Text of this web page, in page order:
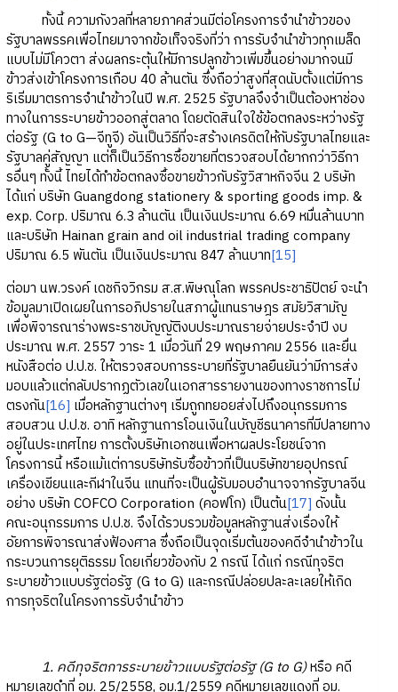
ทั้งนี้ ความกังวลที่หลายภาคส่วนมีต่อโครงการจำนำข้าวของ
รัฐบาลพรรคเพื่อไทยมาจากข้อเท็จจริงที่ว่า การรับจำนำข้าวทุกเมล็ด
แบบไม่มีโควตา ส่งผลกระตุ้นให้มีการปลูกข้าวเพิ่มขึ้นอย่างมากจนมี
ข้าวส่งเข้าโครงการเกือบ 40 ล้านตัน ซึ่งถือว่าสูงที่สุดนับตั้งแต่มีการ
ริเริ่มมาตรการจำนำข้าวในปี พ.ศ. 2525 รัฐบาลจึงจำเป็นต้องหาช่อง
ทางในการระบายข้าวออกสู่ตลาด โดยตัดสินใจใช้ข้อตกลงระหว่างรัฐ
ต่อรัฐ (G to G—จีทูจี) อันเป็นวิธีที่จะสร้างเครดิตให้กับรัฐบาลไทยและ
รัฐบาลคู่สัญญา แต่ก็เป็นวิธีการซื้อขายที่ตรวจสอบได้ยากกว่าวิธีกา
รอื่นๆ ทั้งนี้ ไทยได้ทำข้อตกลงซื้อขายข้าวกับรัฐวิสาหกิจจีน 2 บริษัท
ได้แก่ บริษัท Guangdong stationery & sporting goods imp. &
exp. Corp. ปริมาณ 6.3 ล้านตัน เป็นเงินประมาณ 6.69 หมื่นล้านบาท
และบริษัท Hainan grain and oil industrial trading company
ปริมาณ 6.5 พันตัน เป็นเงินประมาณ 847 ล้านบาท[15]
ต่อมา นพ.วรงค์ เดชกิจวิกรม ส.ส.พิษณุโลก พรรคประชาธิปัตย์ จะนำ
ข้อมูลมาเปิดเผยในการอภิปรายในสภาผู้แทนราษฎร สมัยวิสามัญ
เพื่อพิจารณาร่างพระราชบัญญัติงบประมาณรายจ่ายประจำปี งบ
ประมาณ พ.ศ. 2557 วาระ 1 เมื่อวันที่ 29 พฤษภาคม 2556 และยื่น
หนังสือต่อ ป.ป.ช. ให้ตรวจสอบการระบายที่รัฐบาลยืนยันว่ามีการส่ง
มอบแล้วแต่กลับปรากฏตัวเลขในเอกสารรายงานของทางราชการไม่
ตรงกัน[16] เมื่อหลักฐานต่างๆ เริ่มถูกทยอยส่งไปถึงอนุกรรมการ
สอบสวน ป.ป.ช. อาทิ หลักฐานการโอนเงินในบัญชีธนาคารที่มีปลายทาง
อยู่ในประเทศไทย การตั้งบริษัทเอกชนเพื่อหาผลประโยชน์จาก
โครงการนี้ หรือแม้แต่การบริษัทรับซื้อข้าวที่เป็นบริษัทขายอุปกรณ์
เครื่องเขียนและกีฬาในจีน แทนที่จะเป็นผู้รับมอบอำนาจจากรัฐบาลจีน
อย่าง บริษัท COFCO Corporation (คอฟโก) เป็นต้น[17] ดังนั้น
คณะอนุกรรมการ ป.ป.ช. จึงได้รวบรวมข้อมูลหลักฐานส่งเรื่องให้
อัยการพิจารณาส่งฟ้องศาล ซึ่งถือเป็นจุดเริ่มต้นของคดีจำนำข้าวใน
กระบวนการยุติธรรม โดยเกี่ยวข้องกับ 2 กรณี ได้แก่ กรณีทุจริต
ระบายข้าวแบบรัฐต่อรัฐ (G to G) และกรณีปล่อยปละละเลยให้เกิด
การทุจริตในโครงการรับจำนำข้าว
1. คดีทุจริตการระบายข้าวแบบรัฐต่อรัฐ (G to G)หรือ คดี
หมายเลขดำที่ อม. 25/2558, อม.1/2559 คดีหมายเลขแดงที่ อม.